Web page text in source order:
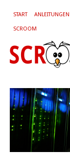
START ANLEITUNGEN
SCROOM